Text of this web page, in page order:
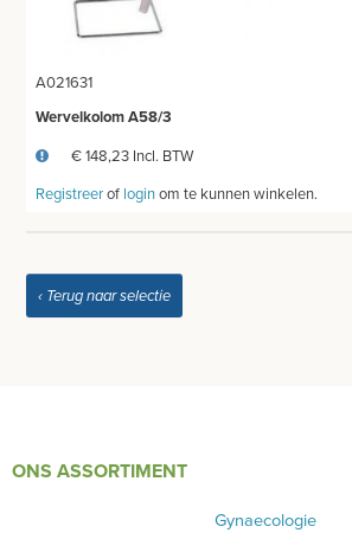
INSTRUMENTEN - INOX GERIEF
PRODUCT NIET
A021631
Wervelkolom A58/3
€ 148,23 Incl. BTW
Registreerof loginom te kunnen winkelen.
‹ Terug naar selectie
ONS ASSORTIMENT
Gynaecologie